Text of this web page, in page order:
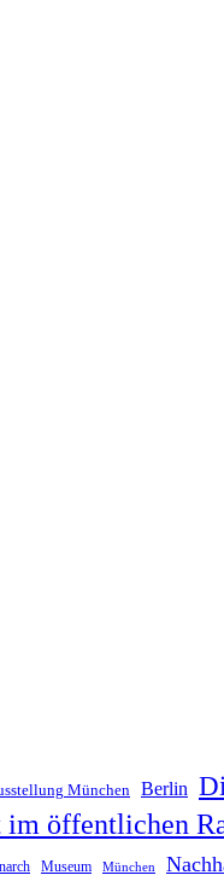
München Berlin
im öffentlichen
Museum München